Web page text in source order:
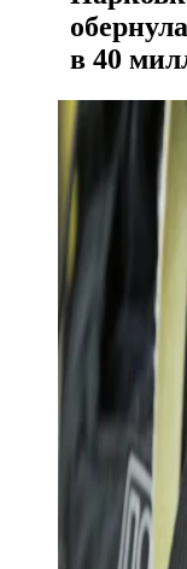
в 40